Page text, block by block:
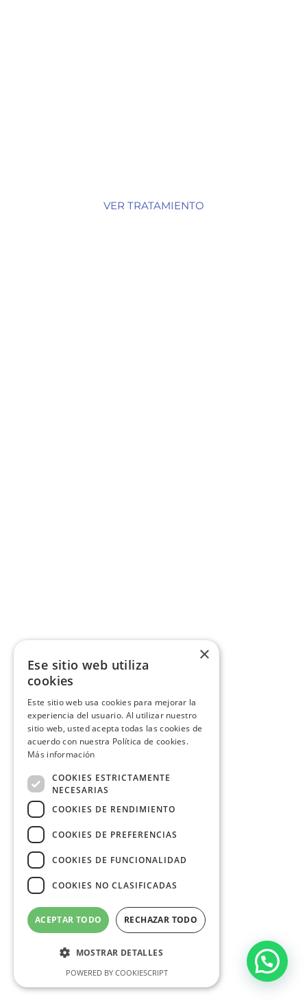
VER TRATAMIENTO
×
Ese sitio web utiliza
cookies
Este sitio web usa cookies para mejorar la
experiencia del usuario. Al utilizar nuestro
sitio web, usted acepta todas las cookies de
acuerdo con nuestra Política de cookies.
Más información
COOKIES ESTRICTAMENTE
NECESARIAS
COOKIES DE RENDIMIENTO
COOKIES DE PREFERENCIAS
COOKIES DE FUNCIONALIDAD
COOKIES NO CLASIFICADAS
ACEPTAR TODO RECHAZAR TODO
MOSTRAR DETALLES
POWERED BY COOKIESCRIPT